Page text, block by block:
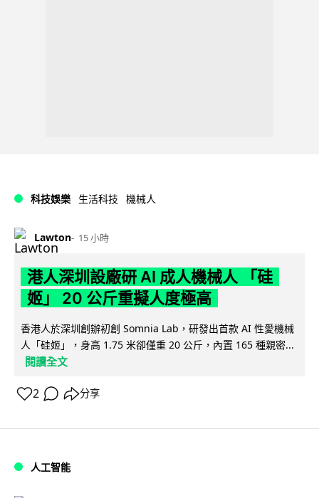
科技娛樂 生活科技 機械人
Lawton 15 小時
港人深圳設廠研 AI 成人機械人 「硅
姬」 20 公斤重擬人度極高
香港人於深圳創辦初創 Somnia Lab，研發出首款 AI 性愛機械
人「硅姬」，身高 1.75 米卻僅重 20 公斤，內置 165 種親密...
閱讀全文
2 分享
人工智能